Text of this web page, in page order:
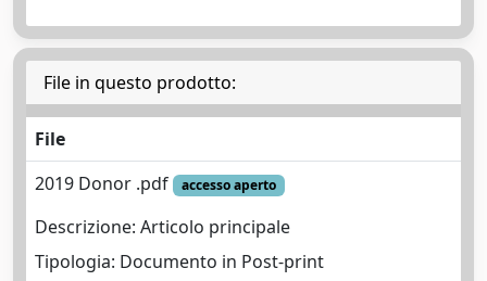
File in questo prodotto:
File
2019 Donor .pdf
accesso aperto
Descrizione: Articolo principale
Tipologia: Documento in Post-print